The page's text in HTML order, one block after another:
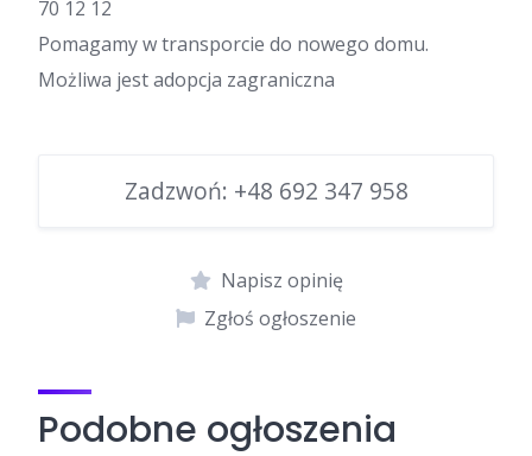
70 12 12
Pomagamy w transporcie do nowego domu.
Możliwa jest adopcja zagraniczna
Zadzwoń: +48 692 347 958
Napisz opinię
Zgłoś ogłoszenie
Podobne ogłoszenia